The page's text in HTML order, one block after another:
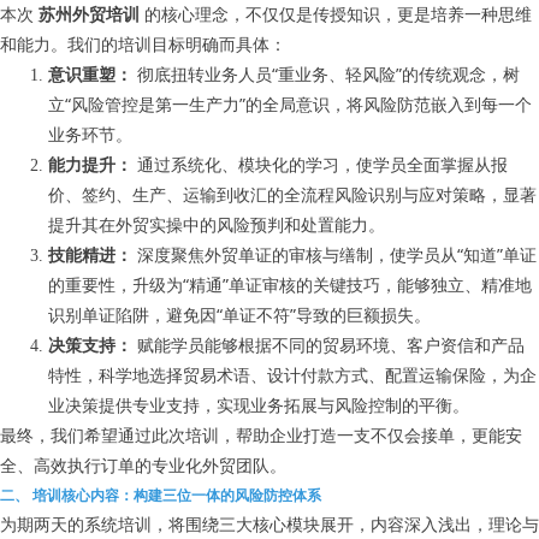
本次 苏州外贸培训 的核心理念，不仅仅是传授知识，更是培养一种思维
和能力。我们的培训目标明确而具体：
意识重塑： 彻底扭转业务人员“重业务、轻风险”的传统观念，树
立“风险管控是第一生产力”的全局意识，将风险防范嵌入到每一个
业务环节。
能力提升： 通过系统化、模块化的学习，使学员全面掌握从报
价、签约、生产、运输到收汇的全流程风险识别与应对策略，显著
提升其在外贸实操中的风险预判和处置能力。
技能精进： 深度聚焦外贸单证的审核与缮制，使学员从“知道”单证
的重要性，升级为“精通”单证审核的关键技巧，能够独立、精准地
识别单证陷阱，避免因“单证不符”导致的巨额损失。
决策支持： 赋能学员能够根据不同的贸易环境、客户资信和产品
特性，科学地选择贸易术语、设计付款方式、配置运输保险，为企
业决策提供专业支持，实现业务拓展与风险控制的平衡。
最终，我们希望通过此次培训，帮助企业打造一支不仅会接单，更能安
全、高效执行订单的专业化外贸团队。
二、 培训核心内容：构建三位一体的风险防控体系
为期两天的系统培训，将围绕三大核心模块展开，内容深入浅出，理论与